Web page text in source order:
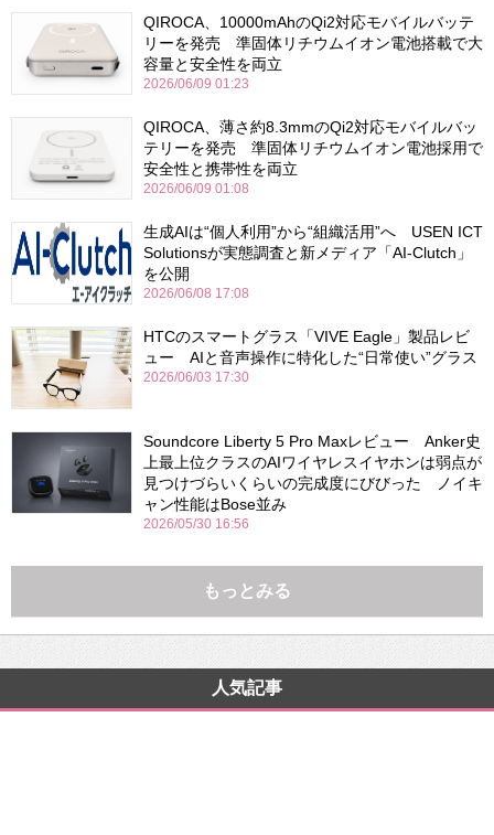
QIROCA、10000mAhのQi2対応モバイルバッテ
リーを発売 準固体リチウムイオン電池搭載で大
容量と安全性を両立
2026/06/09 01:23
QIROCA、薄さ約8.3mmのQi2対応モバイルバッ
テリーを発売 準固体リチウムイオン電池採用で
安全性と携帯性を両立
2026/06/09 01:08
生成AIは“個人利用”から“組織活用”へ USEN ICT
Solutionsが実態調査と新メディア「AI-Clutch」
を公開
2026/06/08 17:08
HTCのスマートグラス「VIVE Eagle」製品レビ
ュー AIと音声操作に特化した“日常使い”グラス
2026/06/03 17:30
Soundcore Liberty 5 Pro Maxレビュー Anker史
上最上位クラスのAIワイヤレスイヤホンは弱点が
見つけづらいくらいの完成度にびびった ノイキ
ャン性能はBose並み
2026/05/30 16:56
もっとみる
人気記事